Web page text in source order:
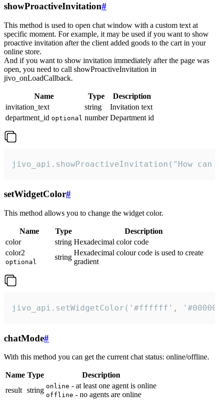
showProactiveInvitation#
This method is used to open chat window with a custom text at
specific moment. For example, it may be used if you want to show
proactive invitation after the client added goods to the cart in your
online store.
And if you want to show invitation immediately after the page was
open, you need to call showProactiveInvitation in
jivo_onLoadCallback.
Name Type
Description
invitation_text
string
Invitation text
department_id optional number Department id
jivo_api.showProactiveInvitation("How
setWidgetColor#
This method allows you to change the widget color.
Name Type
Description
color
string Hexadecimal color code
color2
optional
string
Hexadecimal colour code is used to create
gradient
jivo_api.setWidgetColor('#ffffff',
chatMode#
With this method you can get the current chat status: online/offline.
Name Type
Description
result string online - at least one agent is online
offline - no agents are online